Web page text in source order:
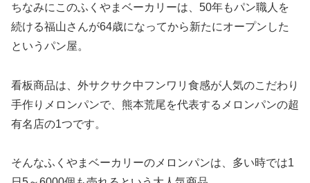
ちなみにこのふくやまベーカリーは、50年もパン職人を
続ける福山さんが64歳になってから新たにオープンした
というパン屋。
看板商品は、外サクサク中フンワリ食感が人気のこだわり
手作りメロンパンで、熊本荒尾を代表するメロンパンの超
有名店の1つです。
そんなふくやまベーカリーのメロンパンは、多い時では1